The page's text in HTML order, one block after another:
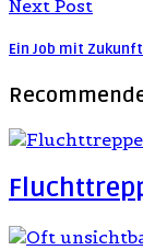
Next Post
Ein Job mit